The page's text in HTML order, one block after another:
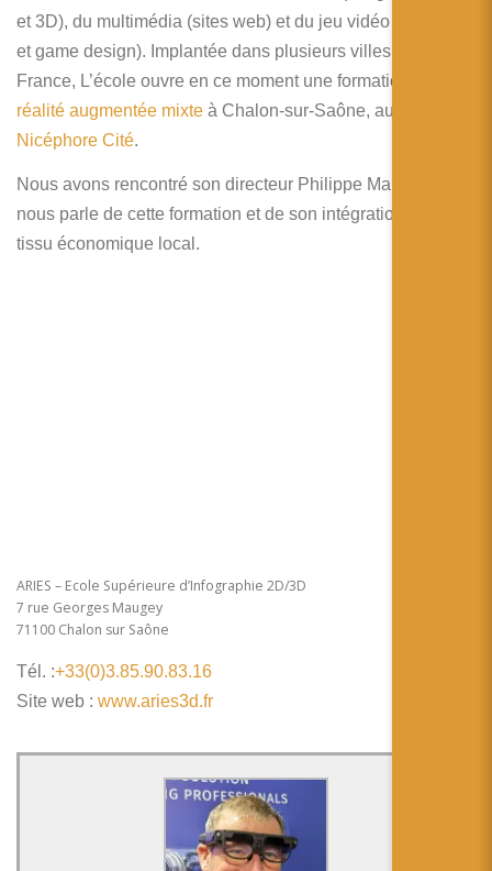
日本語
et 3D), du multimédia (sites web) et du jeu vidéo (game art
et game design). Implantée dans plusieurs villes de
France, L’école ouvre en ce moment une formation en
réalité augmentée mixte à Chalon-sur-Saône, au sein de
Nicéphore Cité.
Nous avons rencontré son directeur Philippe Martins, qui
nous parle de cette formation et de son intégration dans le
tissu économique local.
ARIES – Ecole Supérieure d’Infographie 2D/3D
7 rue Georges Maugey
71100 Chalon sur Saône
Tél. :+33(0)3.85.90.83.16
Site web : www.aries3d.fr